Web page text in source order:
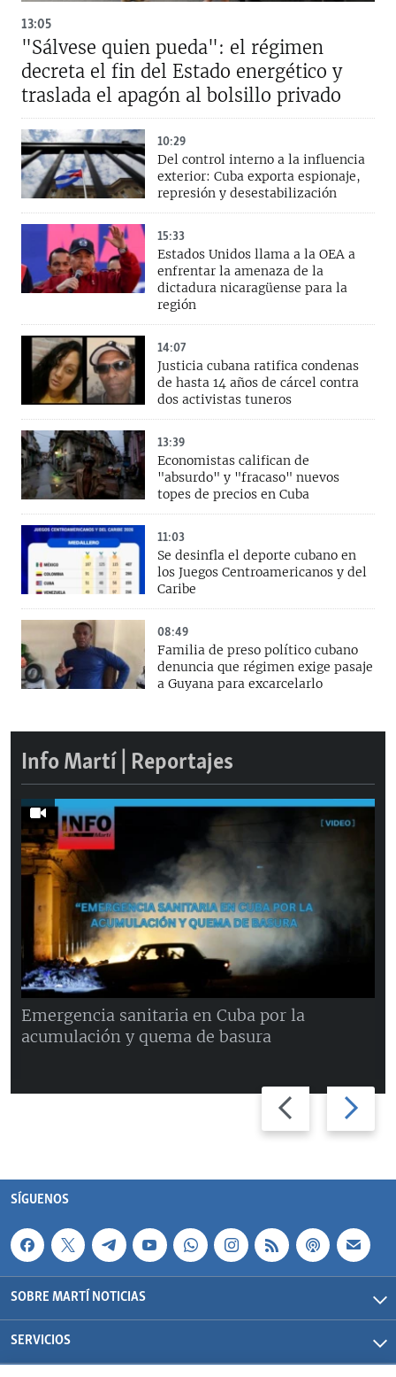
13:05
"Sálvese quien pueda": el régimen
decreta el fin del Estado energético y
traslada el apagón al bolsillo privado
10:29
Del control interno a la influencia
exterior: Cuba exporta espionaje,
represión y desestabilización
15:33
Estados Unidos llama a la OEA a
enfrentar la amenaza de la
dictadura nicaragüense para la
región
14:07
Justicia cubana ratifica condenas
de hasta 14 años de cárcel contra
dos activistas tuneros
13:39
Economistas califican de
"absurdo" y "fracaso" nuevos
topes de precios en Cuba
11:03
Se desinfla el deporte cubano en
los Juegos Centroamericanos y del
Caribe
08:49
Familia de preso político cubano
denuncia que régimen exige pasaje
a Guyana para excarcelarlo
Info Martí | Reportajes
Previous
slide
Next
slide
Emergencia sanitaria en Cuba por la
acumulación y quema de basura
SÍGUENOS
SOBRE MARTÍ NOTICIAS
SERVICIOS